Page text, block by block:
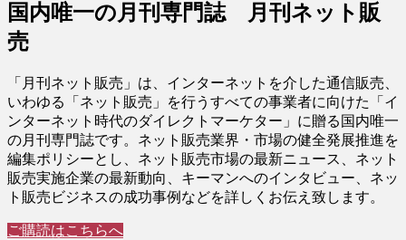
国内唯一の月刊専門誌 月刊ネット販
売
「月刊ネット販売」は、インターネットを介した通信販売、
いわゆる「ネット販売」を行うすべての事業者に向けた「イ
ンターネット時代のダイレクトマーケター」に贈る国内唯一
の月刊専門誌です。ネット販売業界・市場の健全発展推進を
編集ポリシーとし、ネット販売市場の最新ニュース、ネット
販売実施企業の最新動向、キーマンへのインタビュー、ネッ
ト販売ビジネスの成功事例などを詳しくお伝え致します。
ご購読はこちらへ